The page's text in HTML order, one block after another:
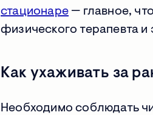
стационаре — главное,
физического терапевта и
Как ухаживать за
Необходимо соблюдать